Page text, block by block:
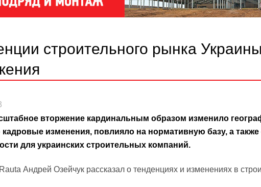
строительного рынка
вторжение кардинальным образом изменило
кадровые изменения, повлияло на нормативную базу, а
для украинских строительных компаний.
Андрей Озейчук рассказал о тенденциях и изменениях в